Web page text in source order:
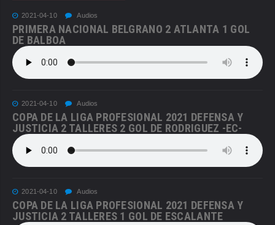
2021-04-10 Audios
PRIMERA NACIONAL BELGRANO 2 ATLANTA 1 GOL
DE BALBOA
2021-04-10 Audios
COPA DE LA LIGA PROFESIONAL 2021 DEFENSA Y
JUSTICIA 2 TALLERES 2 GOL DE RODRIGUEZ -EC-
2021-04-10 Audios
COPA DE LA LIGA PROFESIONAL 2021 DEFENSA Y
JUSTICIA 2 TALLERES 1 GOL DE ESCALANTE